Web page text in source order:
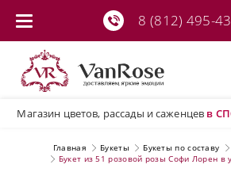
8 (812) 495-
Магазин цветов, рассады и саженцев в
Главная Букеты Букеты по составу
Букет из 51 розовой розы Софи Лорен в